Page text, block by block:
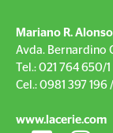
Mariano R.
Avda. Bernardino
Tel.: 021 764 650/1
Cel.: 0981 397
www.lacerie.com